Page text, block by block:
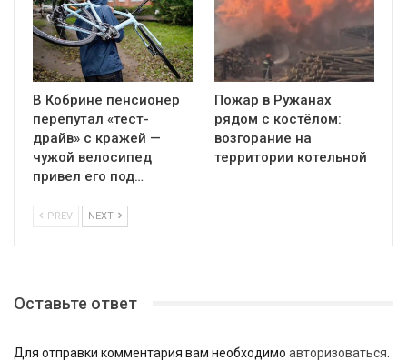
В Кобрине пенсионер
перепутал «тест-
драйв» с кражей —
чужой велосипед
привел его под…
Пожар в Ружанах
рядом с костёлом:
возгорание на
территории котельной
PREV NEXT
Оставьте ответ
Для отправки комментария вам необходимо авторизоваться